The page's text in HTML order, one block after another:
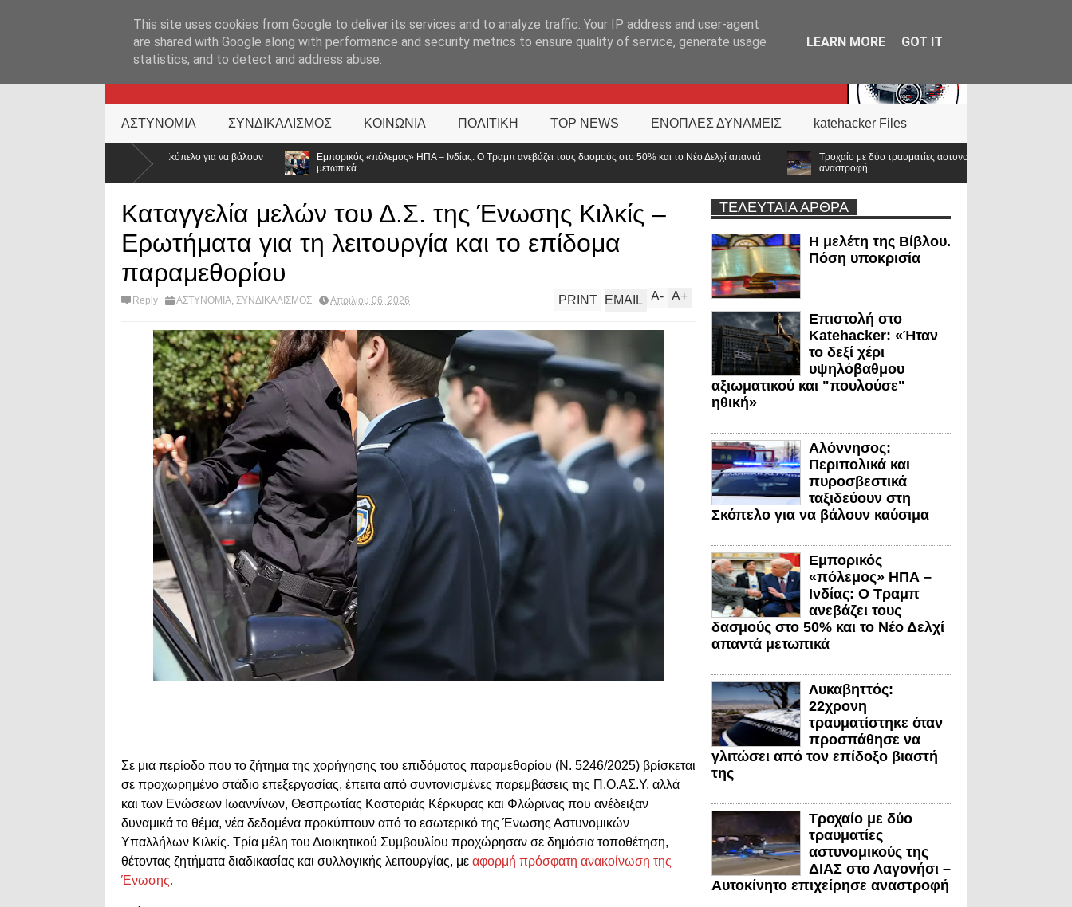
KATEHACKER
ΑΣΤΥΝΟΜΙΑ ΣΥΝΔΙΚΑΛΙΣΜΟΣ ΚΟΙΝΩΝΙΑ ΠΟΛΙΤΙΚΗ TOP NEWS ΕΝΟΠΛΕΣ ΔΥΝΑΜΕΙΣ katehacker Files
Εμπορικός «πόλεμος» ΗΠΑ – Ινδίας: Ο Τραμπ ανεβάζει τους δασμούς στο 50% και το Νέο Δελχί απαντά
Τροχαίο με δύο τραυματίες αστυνομικούς της ΔΙΑΣ στο Λαγονήσι – Αυτοκίνητο επιχείρησε
Καταγγελία μελών του Δ.Σ. της Ένωσης Κιλκίς –
Ερωτήματα για τη λειτουργία και το επίδομα
παραμεθορίου
Reply ΑΣΤΥΝΟΜΙΑ, ΣΥΝΔΙΚΑΛΙΣΜΟΣ Απριλίου 06, 2026 A+
A-
PRINT EMAIL
Σε μια περίοδο που το ζήτημα της χορήγησης του επιδόματος παραμεθορίου (Ν. 5246/2025) βρίσκεται
σε προχωρημένο στάδιο επεξεργασίας, έπειτα από συντονισμένες παρεμβάσεις της Π.Ο.ΑΣ.Υ. αλλά
και των Ενώσεων Ιωαννίνων, Θεσπρωτίας Καστοριάς Κέρκυρας και Φλώρινας που ανέδειξαν
δυναμικά το θέμα, νέα δεδομένα προκύπτουν από το εσωτερικό της Ένωσης Αστυνομικών
Υπαλλήλων Κιλκίς. Τρία μέλη του Διοικητικού Συμβουλίου προχώρησαν σε δημόσια τοποθέτηση,
θέτοντας ζητήματα διαδικασίας και συλλογικής λειτουργίας, με αφορμή πρόσφατη ανακοίνωση της
Ένωσης.
ΤΕΛΕΥΤΑΙΑ ΑΡΘΡΑ
Η μελέτη της Βίβλου.
Πόση υποκρισία
Επιστολή στο
Katehacker: «Ήταν
το δεξί χέρι
υψηλόβαθμου
αξιωματικού και "πουλούσε"
ηθική»
Αλόννησος:
Περιπολικά και
πυροσβεστικά
ταξιδεύουν στη
Σκόπελο για να βάλουν καύσιμα
Εμπορικός
«πόλεμος» ΗΠΑ –
Ινδίας: Ο Τραμπ
ανεβάζει τους
δασμούς στο 50% και το Νέο Δελχί
απαντά μετωπικά
Λυκαβηττός:
22χρονη
τραυματίστηκε όταν
προσπάθησε να
γλιτώσει από τον επίδοξο βιαστή
της
Τροχαίο με δύο
τραυματίες
αστυνομικούς της
ΔΙΑΣ στο Λαγονήσι –
Αυτοκίνητο επιχείρησε αναστροφή
This site uses cookies from Google to deliver its services and to analyze traffic. Your IP address and user-agent
are shared with Google along with performance and security metrics to ensure quality of service, generate usage
statistics, and to detect and address abuse.
LEARN MORE GOT IT